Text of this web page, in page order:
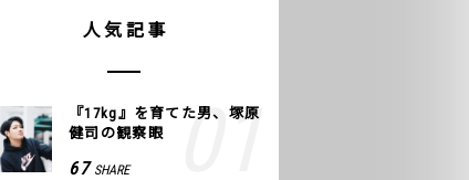
人気記事
『17kg』を育てた男、塚原
健司の観察眼
67 SHARE